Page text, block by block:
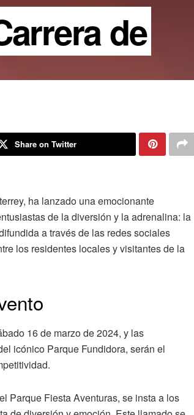
de
Share on Twitter
ha lanzado una emocionante
de la diversión y la adrenalina: la
a través de las redes sociales
los residentes locales y visitantes de la
16 de marzo de 2024, y las
icónico Parque Fundidora, serán el
Parque Fiesta Aventuras, se insta a los